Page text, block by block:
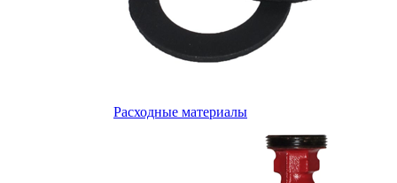
Расходные материалы